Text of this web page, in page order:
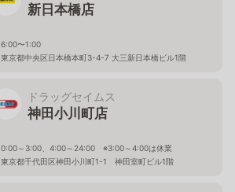
新日本橋店
6:00〜1:00
東京都中央区日本橋本町3-4-7 大三新日本橋ビル1階
ドラッグセイムス
神田小川町店
0:00～3:00、4:00～24:00 ※3:00～4:00は休業
東京都千代田区神田小川町1-1 神田室町ビル1階